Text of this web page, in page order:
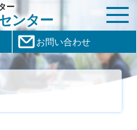
ー
ンター
お問い合わせ